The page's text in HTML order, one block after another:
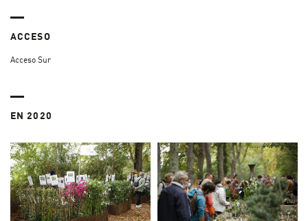
ACCESO
Acceso Sur
EN 2020